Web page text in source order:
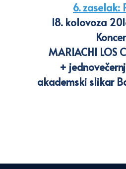
6. zaselak:
18. kolovoza
MARIACHI LOS
+
akademski slikar